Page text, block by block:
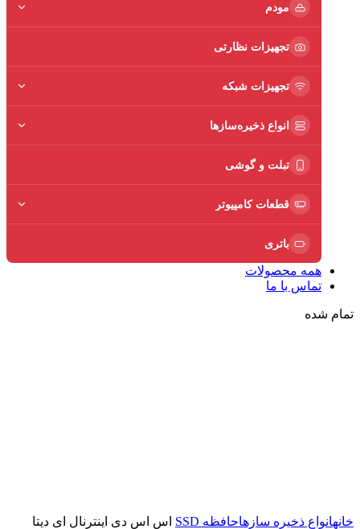
مودم
تجهیزات نظارتی
تجهیزات شبکه
انواع ذخیره‌سازها
تبلت و گوشی
قطعات کامپیوتر
باتری
همه محصولات
تماس با ما
تمام شده
خانهانواع ذخیره سازهاحافظه SSD
اس اس دی اینترنال ای دیتا